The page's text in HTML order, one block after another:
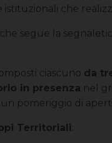
istituzionali che
segue la
ciascuno da
in presenza nel
pomeriggio di
Territoriali